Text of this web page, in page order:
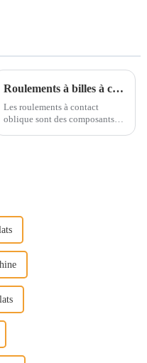
Roulements à billes à contact oblique de haute qualité
Les roulements à contact
oblique sont des composants